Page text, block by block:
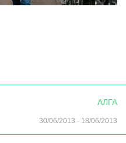
АЛГА
30/06/2013 - 18/06/2013